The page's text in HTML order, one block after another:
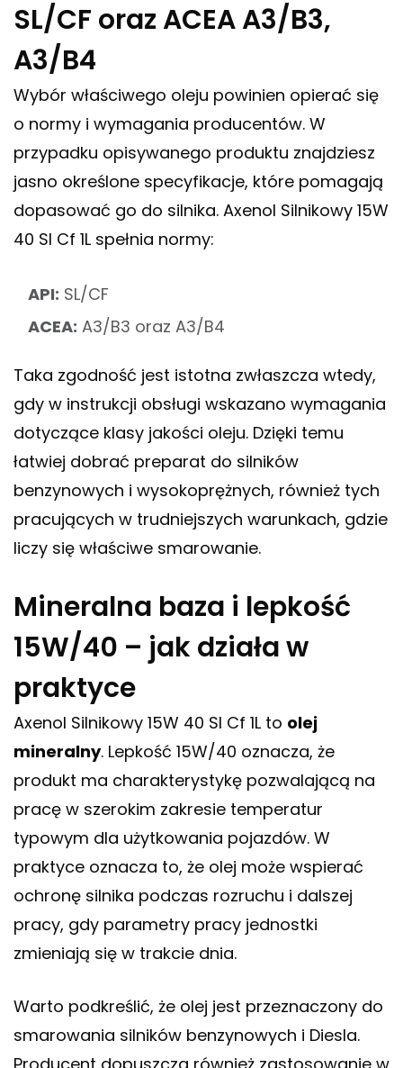
SL/CF oraz ACEA A3/B3,
A3/B4
Wybór właściwego oleju powinien opierać się
o normy i wymagania producentów. W
przypadku opisywanego produktu znajdziesz
jasno określone specyfikacje, które pomagają
dopasować go do silnika. Axenol Silnikowy 15W
40 Sl Cf 1L spełnia normy:
API: SL/CF
ACEA: A3/B3 oraz A3/B4
Taka zgodność jest istotna zwłaszcza wtedy,
gdy w instrukcji obsługi wskazano wymagania
dotyczące klasy jakości oleju. Dzięki temu
łatwiej dobrać preparat do silników
benzynowych i wysokoprężnych, również tych
pracujących w trudniejszych warunkach, gdzie
liczy się właściwe smarowanie.
Mineralna baza i lepkość
15W/40 – jak działa w
praktyce
Axenol Silnikowy 15W 40 Sl Cf 1L to olej
mineralny. Lepkość 15W/40 oznacza, że
produkt ma charakterystykę pozwalającą na
pracę w szerokim zakresie temperatur
typowym dla użytkowania pojazdów. W
praktyce oznacza to, że olej może wspierać
ochronę silnika podczas rozruchu i dalszej
pracy, gdy parametry pracy jednostki
zmieniają się w trakcie dnia.
Warto podkreślić, że olej jest przeznaczony do
smarowania silników benzynowych i Diesla.